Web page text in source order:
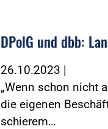
DPolG und dbb:
26.10.2023 |
„Wenn schon nicht
die eigenen
schierem…